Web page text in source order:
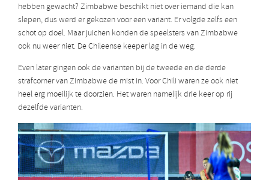
hebben gewacht? Zimbabwe beschikt niet over iemand die kan
slepen, dus werd er gekozen voor een variant. Er volgde zelfs een
schot op doel. Maar juichen konden de speelsters van Zimbabwe
ook nu weer niet. De Chileense keeper lag in de weg.
Even later gingen ook de varianten bij de tweede en de derde
strafcorner van Zimbabwe de mist in. Voor Chili waren ze ook niet
heel erg moeilijk te doorzien. Het waren namelijk drie keer op rij
dezelfde varianten.